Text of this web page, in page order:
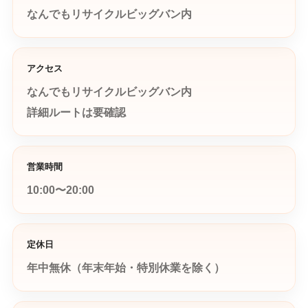
なんでもリサイクルビッグバン内
アクセス
なんでもリサイクルビッグバン内
詳細ルートは要確認
営業時間
10:00〜20:00
定休日
年中無休（年末年始・特別休業を除く）